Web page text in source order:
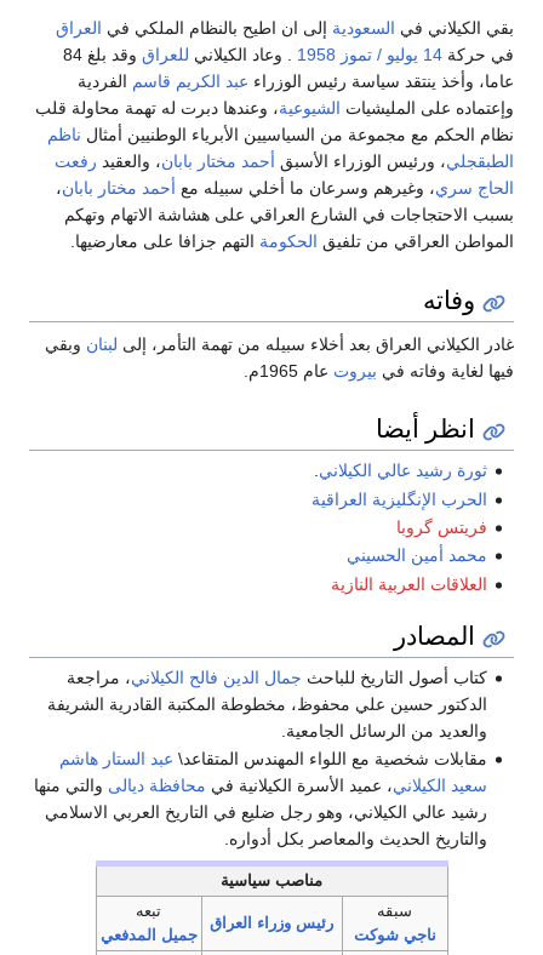
بقي الكيلاني في السعودية إلى ان اطيح بالنظام الملكي في العراق
في حركة 14 يوليو / تموز 1958 . وعاد الكيلاني للعراق
وقد بلغ 84
عاما، وأخذ ينتقد سياسة رئيس الوزراء عبد الكريم قاسم الفردية
وإعتماده على المليشيات الشيوعية، وعندها دبرت له تهمة محاولة قلب
نظام الحكم مع مجموعة من السياسيين الأبرياء الوطنيين أمثال ناظم
الطبقجلي، ورئيس الوزراء الأسبق أحمد مختار بابان، والعقيد رفعت
الحاج سري، وغيرهم وسرعان ما أخلي سبيله مع أحمد مختار بابان،
بسبب الاحتجاجات في الشارع العراقي على هشاشة الاتهام وتهكم
المواطن العراقي من تلفيق الحكومة التهم جزافا على معارضيها.
وفاته
غادر الكيلاني العراق بعد أخلاء سبيله من تهمة التأمر، إلى لبنان وبقي
فيها لغاية وفاته في بيروت عام 1965م.
انظر أيضا
ثورة رشيد عالي الكيلاني
الحرب الإنگليزية العراقية
فريتس گروبا
محمد أمين الحسيني
العلاقات العربية النازية
المصادر
كتاب أصول التاريخ للباحث جمال الدين فالح الكيلاني، مراجعة
الدكتور حسين علي محفوظ، مخطوطة المكتبة القادرية الشريفة
والعديد من الرسائل الجامعية.
مقابلات شخصية مع اللواء المهندس المتقاعد\ عبد الستار هاشم
سعيد الكيلاني، عميد الأسرة الكيلانية في محافظة ديالى والتي منها
رشيد عالي الكيلاني، وهو رجل ضليع في التاريخ العربي الاسلامي
والتاريخ الحديث والمعاصر بكل أدواره.
مناصب سياسية
سبقه
ناجي شوكت
رئيس وزراء العراق
تبعه
جميل المدفعي